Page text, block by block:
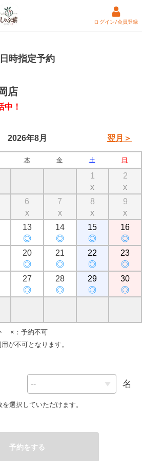
ログイン/会員登録
日時指定予約
店
！
2026年8月 翌月＞
木 金 土 日
1
x
2
x
6
x
7
x
8
x
9
x
13
◎
14
◎
15
◎
16
◎
20
◎
21
◎
22
◎
23
◎
27
◎
28
◎
29
◎
30
◎
×：予約不可
が不可となります。
名
選択していただけます。
予約をする